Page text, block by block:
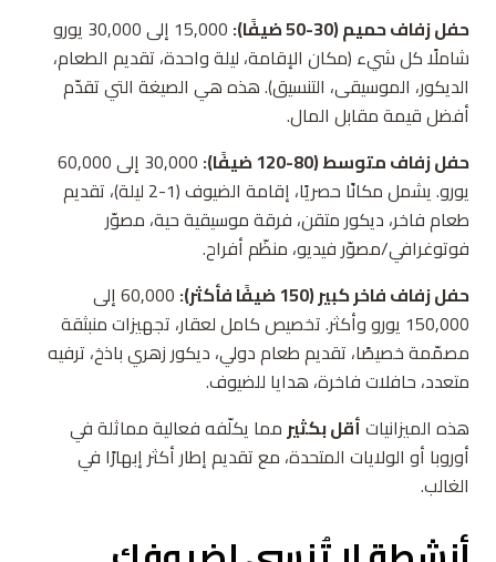
حفل زفاف حميم (30-50 ضيفًا):
15,000 إلى 30,000 يورو
شاملًا كل شيء (مكان الإقامة، ليلة واحدة، تقديم الطعام،
الديكور، الموسيقى، التنسيق). هذه هي الصيغة التي تقدّم
أفضل قيمة مقابل المال.
حفل زفاف متوسط (80-120 ضيفًا):
30,000 إلى 60,000
يورو. يشمل مكانًا حصريًا، إقامة الضيوف (1-2 ليلة)، تقديم
طعام فاخر، ديكور متقن، فرقة موسيقية حية، مصوّر
فوتوغرافي/مصوّر فيديو، منظّم أفراح.
حفل زفاف فاخر كبير (150 ضيفًا فأكثر):
60,000 إلى
150,000 يورو وأكثر. تخصيص كامل لعقار، تجهيزات منبثقة
مصمّمة خصيصًا، تقديم طعام دولي، ديكور زهري باذخ، ترفيه
متعدد، حافلات فاخرة، هدايا للضيوف.
هذه الميزانياتأقل بكثيرمما يكلّفه فعالية مماثلة في
أوروبا أو الولايات المتحدة، مع تقديم إطار أكثر إبهارًا في
الغالب.